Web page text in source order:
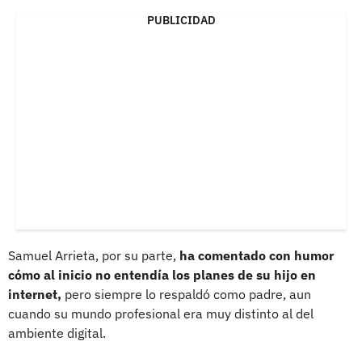
PUBLICIDAD
Samuel Arrieta, por su parte, ha comentado con humor
cómo al inicio no entendía los planes de su hijo en
internet, pero siempre lo respaldó como padre, aun
cuando su mundo profesional era muy distinto al del
ambiente digital.